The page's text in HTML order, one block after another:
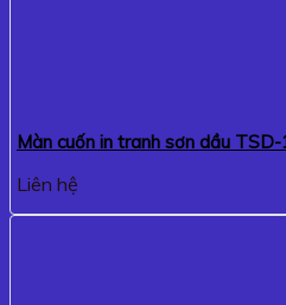
Màn cuốn in tranh sơn dầu
Liên hệ